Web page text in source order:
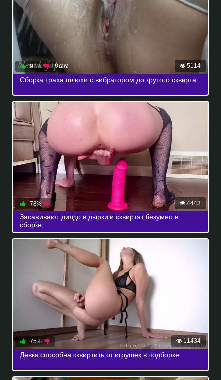
5114
91%
Сборка траха шлюхи с вибратором до крутого сквирта
4443
78%
Засаживают дилдо в дырки и сквиртят безумно в
сборке
11434
75%
Девка способна сквиртить от игрушек в подборке